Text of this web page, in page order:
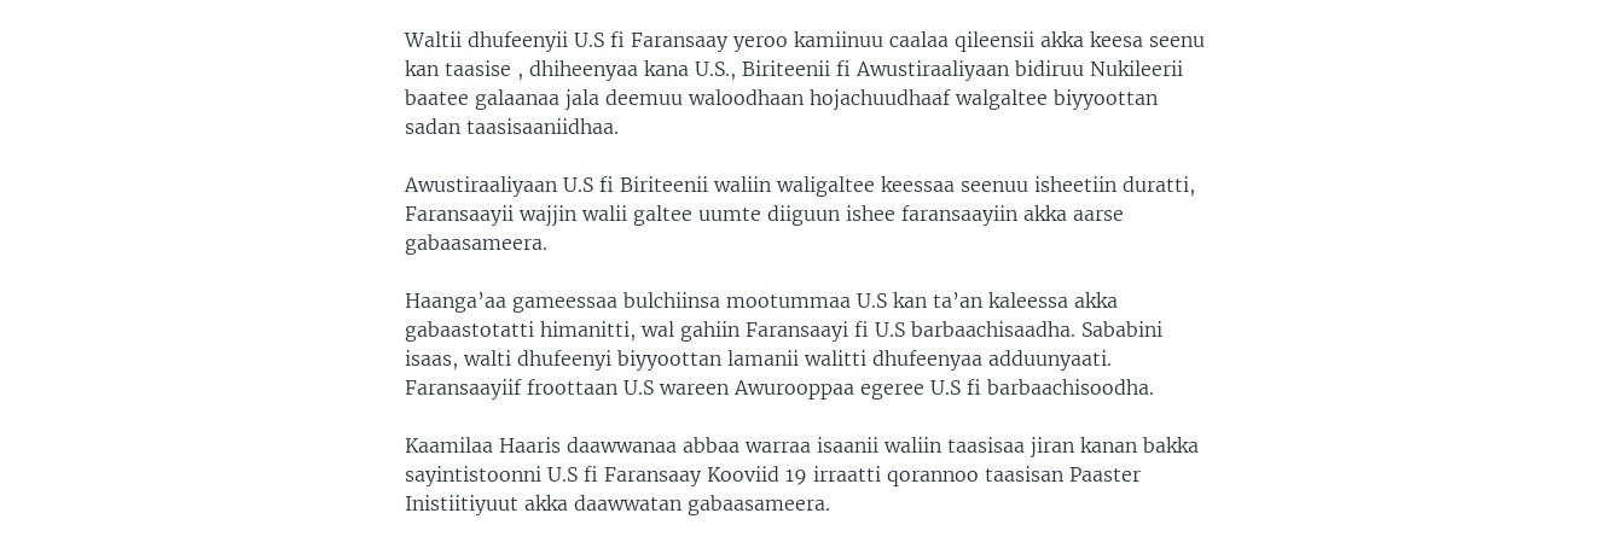
Waltii dhufeenyii U.S fi Faransaay yeroo kamiinuu caalaa qileensii akka keesa seenu
kan taasise , dhiheenyaa kana U.S., Biriteenii fi Awustiraaliyaan bidiruu Nukileerii
baatee galaanaa jala deemuu waloodhaan hojachuudhaaf walgaltee biyyoottan
sadan taasisaaniidhaa.
Awustiraaliyaan U.S fi Biriteenii waliin waligaltee keessaa seenuu isheetiin duratti,
Faransaayii wajjin walii galtee uumte diiguun ishee faransaayiin akka aarse
gabaasameera.
Haanga’aa gameessaa bulchiinsa mootummaa U.S kan ta’an kaleessa akka
gabaastotatti himanitti, wal gahiin Faransaayi fi U.S barbaachisaadha. Sababini
isaas, walti dhufeenyi biyyoottan lamanii walitti dhufeenyaa adduunyaati.
Faransaayiif froottaan U.S wareen Awurooppaa egeree U.S fi barbaachisoodha.
Kaamilaa Haaris daawwanaa abbaa warraa isaanii waliin taasisaa jiran kanan bakka
sayintistoonni U.S fi Faransaay Kooviid 19 irraatti qorannoo taasisan Paaster
Inistiitiyuut akka daawwatan gabaasameera.